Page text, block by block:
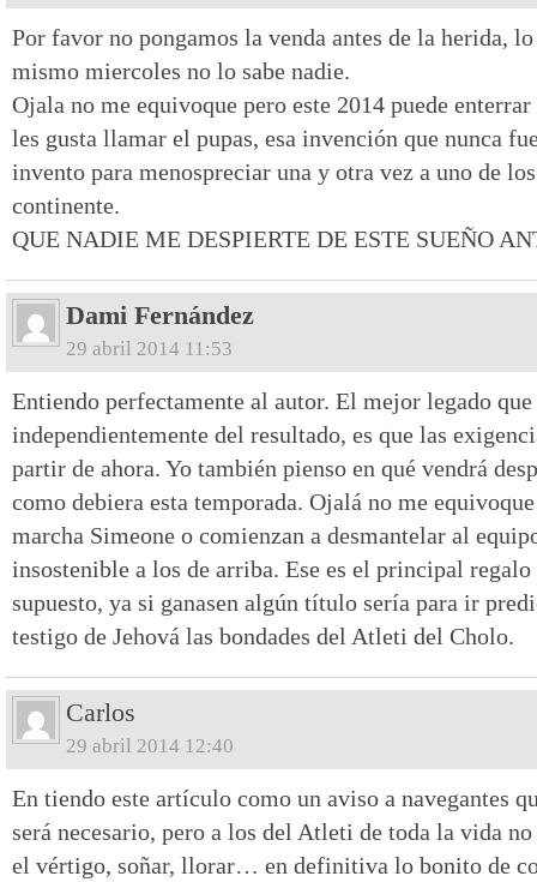
Por favor no pongamos la venda antes de la herida,
mismo miercoles no lo sabe nadie.
Ojala no me equivoque pero este 2014 puede
les gusta llamar el pupas, esa invención que nunca
invento para menospreciar una y otra vez a uno de
continente.
QUE NADIE ME DESPIERTE DE ESTE SUEÑO
Dami Fernández
29 abril 2014 11:53
Entiendo perfectamente al autor. El mejor legado
independientemente del resultado, es que las
partir de ahora. Yo también pienso en qué vendrá
como debiera esta temporada. Ojalá no me
marcha Simeone o comienzan a desmantelar al
insostenible a los de arriba. Ese es el principal regalo
supuesto, ya si ganasen algún título sería para ir
testigo de Jehová las bondades del Atleti del Cholo.
Carlos
29 abril 2014 12:40
En tiendo este artículo como un aviso a navegantes
será necesario, pero a los del Atleti de toda la vida
el vértigo, soñar, llorar… en definitiva lo bonito de